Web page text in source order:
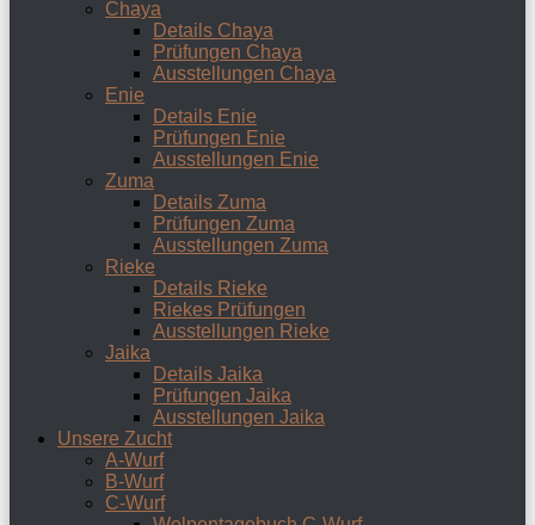
Chaya
Details Chaya
Prüfungen Chaya
Ausstellungen Chaya
Enie
Details Enie
Prüfungen Enie
Ausstellungen Enie
Zuma
Details Zuma
Prüfungen Zuma
Ausstellungen Zuma
Rieke
Details Rieke
Riekes Prüfungen
Ausstellungen Rieke
Jaika
Details Jaika
Prüfungen Jaika
Ausstellungen Jaika
Unsere Zucht
A-Wurf
B-Wurf
C-Wurf